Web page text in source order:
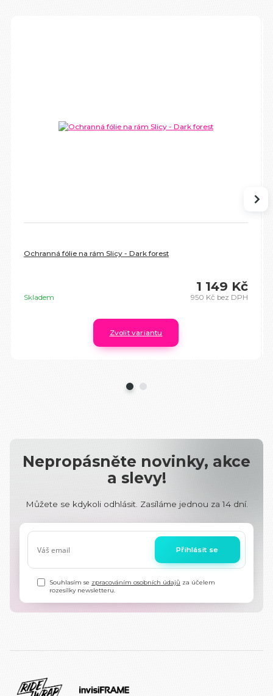
Ochranná fólie na rám Slicy - Dark forest
1 149 Kč
950 Kč bez DPH
Skladem
Zvolit variantu
Nepropásněte novinky, akce
a slevy!
Můžete se kdykoli odhlásit. Zasíláme jednou za 14 dní.
Přihlásit se
Souhlasím se zpracováním osobních údajů za účelem
rozesílky newsletteru.